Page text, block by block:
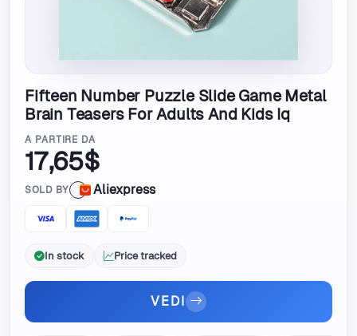
Fifteen Number Puzzle Slide Game Metal
Brain Teasers For Adults And Kids Iq
Challenges Math Educational Toys Best
Gifts
A PARTIRE DA
17,65$
SOLD BY Aliexpress
In stock Price tracked
VEDI